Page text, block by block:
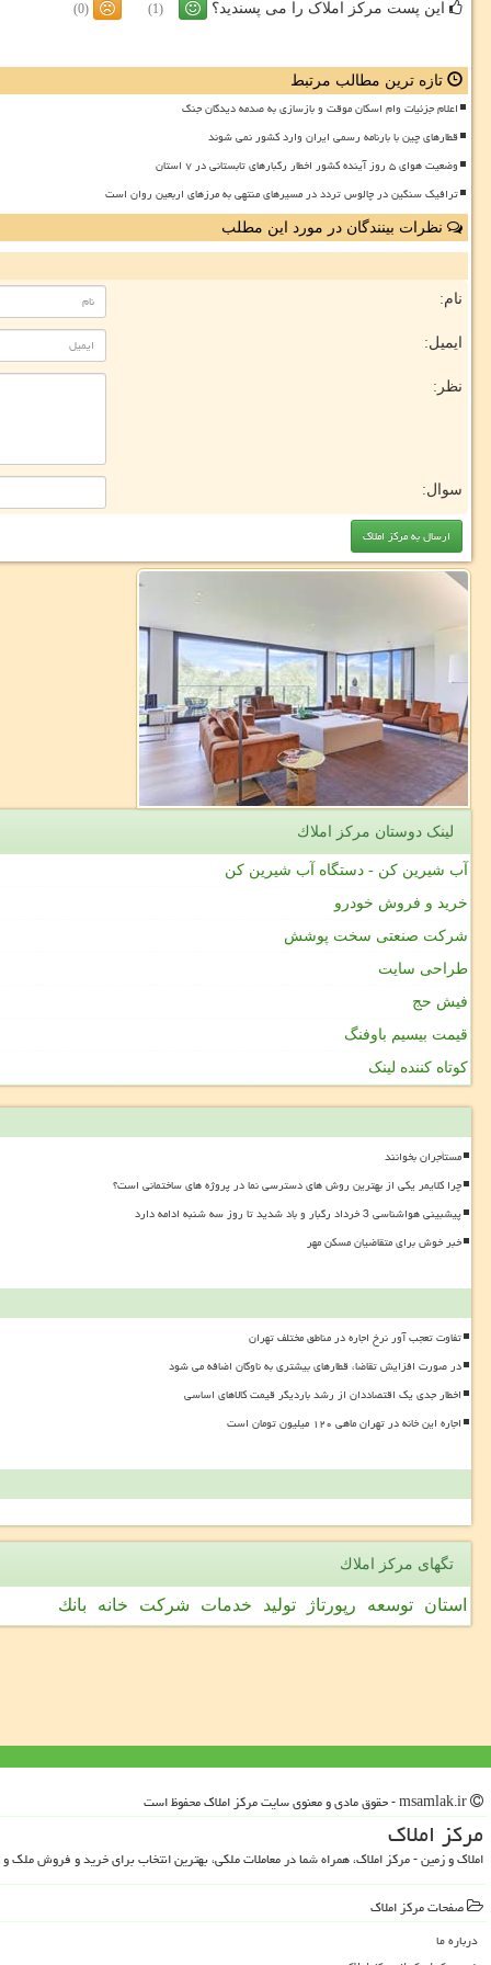
این پست مرکز املاک را می پسندید؟ (1)
(0)
تازه ترین مطالب مرتبط
اعلام جزئیات وام اسکان موقت و بازسازی به صدمه دیدگان جنگ
قطارهای چین با بارنامه رسمی ایران وارد کشور نمی شوند
وضعیت هوای ۵ روز آینده کشور اخطار رگبارهای تابستانی در ۷ استان
ترافیک سنگین در چالوس تردد در مسیرهای منتهی به مرزهای اربعین روان است
نظرات بینندگان در مورد این مطلب
نام:
ایمیل:
نظر:
سوال:
لینک دوستان مركز املاك
آب شیرین کن - دستگاه آب شیرین کن
خرید و فروش خودرو
شرکت صنعتی سخت پوشش
طراحی سایت
فیش حج
قیمت بیسیم باوفنگ
کوتاه کننده لینک
مستأجران بخوانند
چرا کلایمر یکی از بهترین روش های دسترسی نما در پروژه های ساختمانی است؟
پیشبینی هواشناسی 3 خرداد رگبار و باد شدید تا روز سه شنبه ادامه دارد
خبر خوش برای متقاضیان مسکن مهر
تفاوت تعجب آور نرخ اجاره در مناطق مختلف تهران
در صورت افزایش تقاضا، قطارهای بیشتری به ناوگان اضافه می شود
اخطار جدی یک اقتصاددان از رشد باردیگر قیمت کالاهای اساسی
اجاره این خانه در تهران ماهی ۱۲۰ میلیون تومان است
تگهای مركز املاك
استان توسعه رپورتاژ تولید خدمات شركت خانه بانك
مركز املاك
املاک و زمین - مرکز املاک، همراه شما در معاملات ملکی، بهترین انتخاب برای خرید و فروش ملک
صفحات مركز املاك
درباره ما